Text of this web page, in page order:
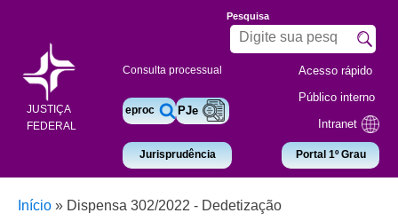
JUSTIÇA
FEDERAL
Consulta processual
eproc PJe
Jurisprudência
Pesquisa
Acesso rápido
Público interno
Intranet
Portal 1º Grau
Início » Dispensa 302/2022 - Dedetização